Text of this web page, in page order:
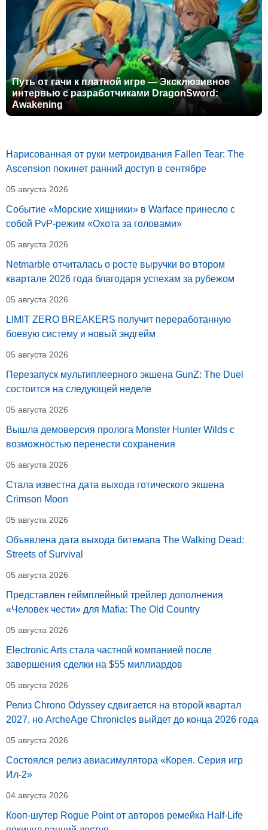
Путь от гачи к платной игре — Эксклюзивное
интервью с разработчиками DragonSword:
Awakening
Нарисованная от руки метроидвания Fallen Tear: The
Ascension покинет ранний доступ в сентябре
05 августа 2026
Событие «Морские хищники» в Warface принесло с
собой PvP-режим «Охота за головами»
05 августа 2026
Netmarble отчиталась о росте выручки во втором
квартале 2026 года благодаря успехам за рубежом
05 августа 2026
LIMIT ZERO BREAKERS получит переработанную
боевую систему и новый эндгейм
05 августа 2026
Перезапуск мультиплеерного экшена GunZ: The Duel
состоится на следующей неделе
05 августа 2026
Вышла демоверсия пролога Monster Hunter Wilds с
возможностью перенести сохранения
05 августа 2026
Стала известна дата выхода готического экшена
Crimson Moon
05 августа 2026
Объявлена дата выхода битемапа The Walking Dead:
Streets of Survival
05 августа 2026
Представлен геймплейный трейлер дополнения
«Человек чести» для Mafia: The Old Country
05 августа 2026
Electronic Arts стала частной компанией после
завершения сделки на $55 миллиардов
05 августа 2026
Релиз Chrono Odyssey сдвигается на второй квартал
2027, но ArcheAge Chronicles выйдет до конца 2026 года
05 августа 2026
Состоялся релиз авиасимулятора «Корея. Серия игр
Ил-2»
04 августа 2026
Кооп-шутер Rogue Point от авторов ремейка Half-Life